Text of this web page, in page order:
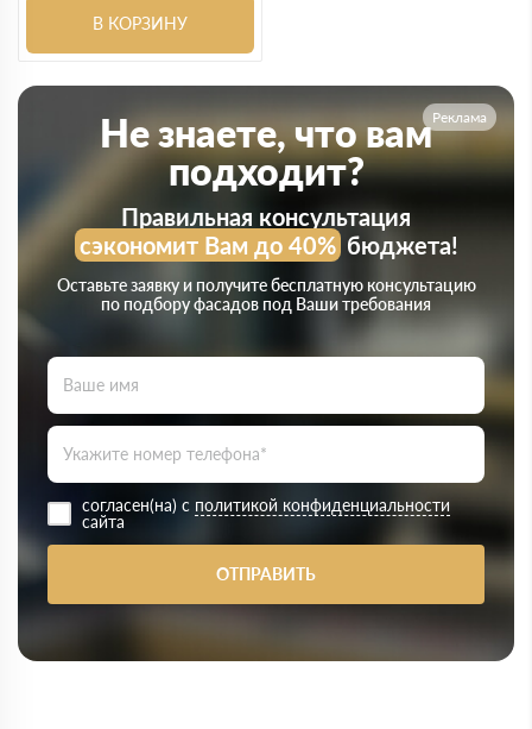
В КОРЗИНУ
Реклама
Не знаете, что вам
подходит?
Правильная консультация
сэкономит Вам до 40%бюджета!
Оставьте заявку и получите бесплатную консультацию
по подбору фасадов под Ваши требования
согласен(на) с политикой конфиденциальности
сайта
ОТПРАВИТЬ